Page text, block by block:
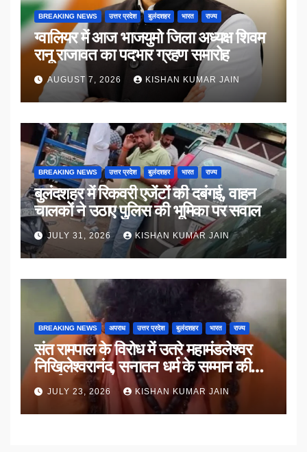
BREAKING NEWS उत्तर प्रदेश बुलंदशहर भारत राज्य
ग्वालियर में आज भाजयुमो जिला अध्यक्ष शिवम
रानू राजावत का पदभार ग्रहण समारोह
AUGUST 7, 2026 KISHAN KUMAR JAIN
BREAKING NEWS उत्तर प्रदेश बुलंदशहर भारत राज्य
बुलंदशहर में रिकवरी एजेंटों की दबंगई, वाहन
चालकों ने उठाए पुलिस की भूमिका पर सवाल
JULY 31, 2026 KISHAN KUMAR JAIN
BREAKING NEWS अपराध उत्तर प्रदेश बुलंदशहर भारत राज्य
संत रामपाल के विरोध में उतरे महामंडलेश्वर
निखिलेश्वरानंद, सनातन धर्म के सम्मान की
उठाई मांग
JULY 23, 2026 KISHAN KUMAR JAIN